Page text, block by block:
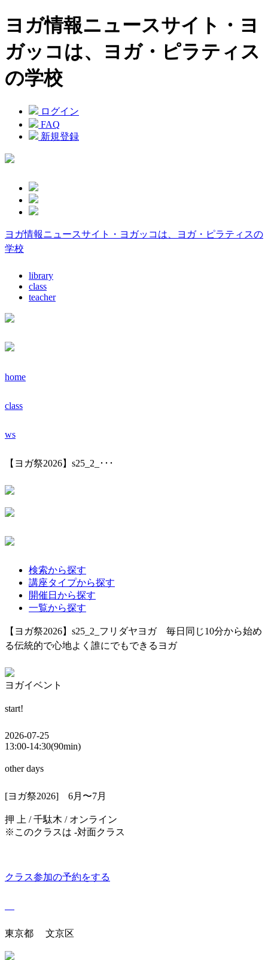
ヨガ情報ニュースサイト・ヨ
ガッコは、ヨガ・ピラティス
の学校
ログイン
FAQ
新規登録
ヨガ情報ニュースサイト・ヨガッコは、ヨガ・ピラティスの
学校
library
class
teacher
home
class
ws
【ヨガ祭2026】s25_2_･･･
検索から探す
講座タイプから探す
開催日から探す
一覧から探す
【ヨガ祭2026】s25_2_フリダヤヨガ 毎日同じ10分から始め
る伝統的で心地よく誰にでもできるヨガ
ヨガイベント
start!
2026-07-25
13:00-14:30(90min)
other days
[ヨガ祭2026] 6月〜7月
押 上 / 千駄木 / オンライン
※このクラスは -対面クラス
クラス参加の予約をする
東京都 文京区